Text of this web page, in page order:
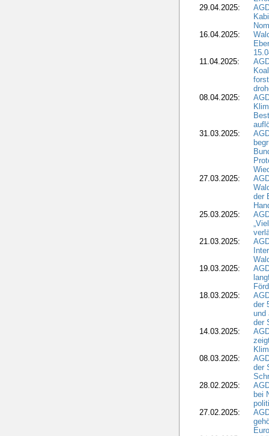
29.04.2025:
16.04.2025:
11.04.2025:
08.04.2025:
31.03.2025:
27.03.2025:
der
25.03.2025:
21.03.2025:
19.03.2025:
18.03.2025:
der
und
der
14.03.2025:
08.03.2025:
der
28.02.2025:
bei
27.02.2025: